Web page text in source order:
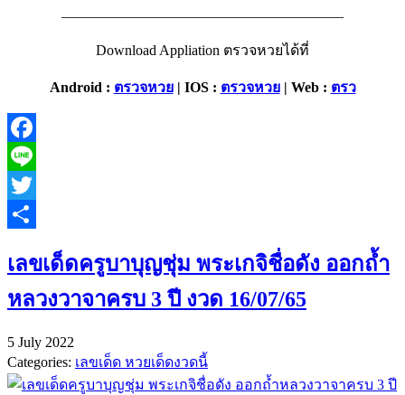
———————————————————–
Download Appliation ตรวจหวยได้ที่
Android : ตรวจหวย| IOS : ตรวจหวย| Web : ตรว
Facebook
Line
Twitter
เลขเด็ดครูบาบุญชุ่ม พระเกจิชื่อดัง ออกถ้ำ
หลวงวาจาครบ 3 ปี งวด 16/07/65
5 July 2022
Categories: เลขเด็ด หวยเด็ดงวดนี้